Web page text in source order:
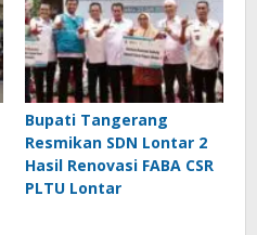
Bupati Tangerang
Resmikan SDN Lontar 2
Hasil Renovasi FABA CSR
PLTU Lontar